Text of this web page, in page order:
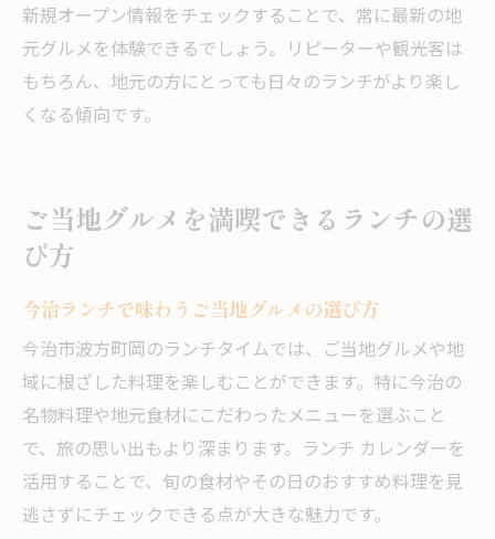
新規オープン情報をチェックすることで、常に最新の地
元グルメを体験できるでしょう。リピーターや観光客は
もちろん、地元の方にとっても日々のランチがより楽し
くなる傾向です。
ご当地グルメを満喫できるランチの選
び方
今治ランチで味わうご当地グルメの選び方
今治市波方町岡のランチタイムでは、ご当地グルメや地
域に根ざした料理を楽しむことができます。特に今治の
名物料理や地元食材にこだわったメニューを選ぶこと
で、旅の思い出もより深まります。ランチ カレンダーを
活用することで、旬の食材やその日のおすすめ料理を見
逃さずにチェックできる点が大きな魅力です。